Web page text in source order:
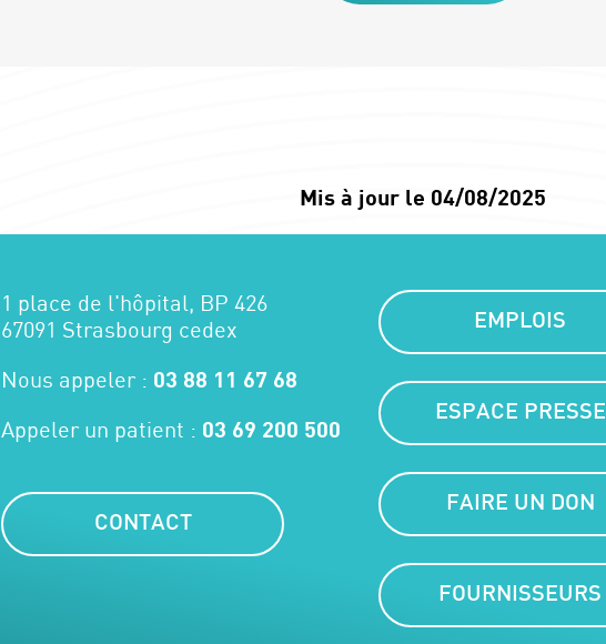
Mis à jour le 04/08/2025
1 place de l'hôpital, BP 426
67091 Strasbourg cedex
Nous appeler : 03 88 11 67 68
Appeler un patient : 03 69 200 500
CONTACT
EMPLOIS
ESPACE PRESSE
FAIRE UN DON
FOURNISSEURS